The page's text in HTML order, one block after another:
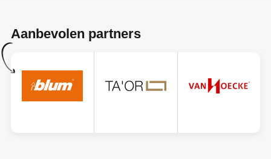
Aanbevolen partners